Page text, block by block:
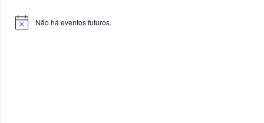
Notice Não há eventos futuros.